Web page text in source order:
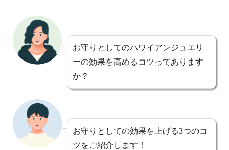
お守りとしてのハワイアンジュエリ
ーの効果を高めるコツってあります
か？
お守りとしての効果を上げる3つのコ
ツをご紹介します！